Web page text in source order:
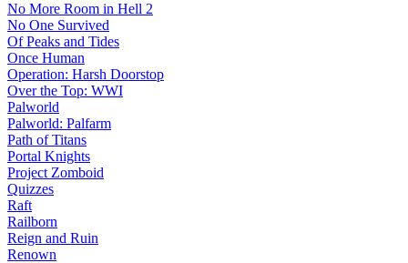
No More Room in Hell 2
No One Survived
Of Peaks and Tides
Once Human
Operation: Harsh Doorstop
Over the Top: WWI
Palworld
Palworld: Palfarm
Path of Titans
Portal Knights
Project Zomboid
Quizzes
Raft
Railborn
Reign and Ruin
Renown